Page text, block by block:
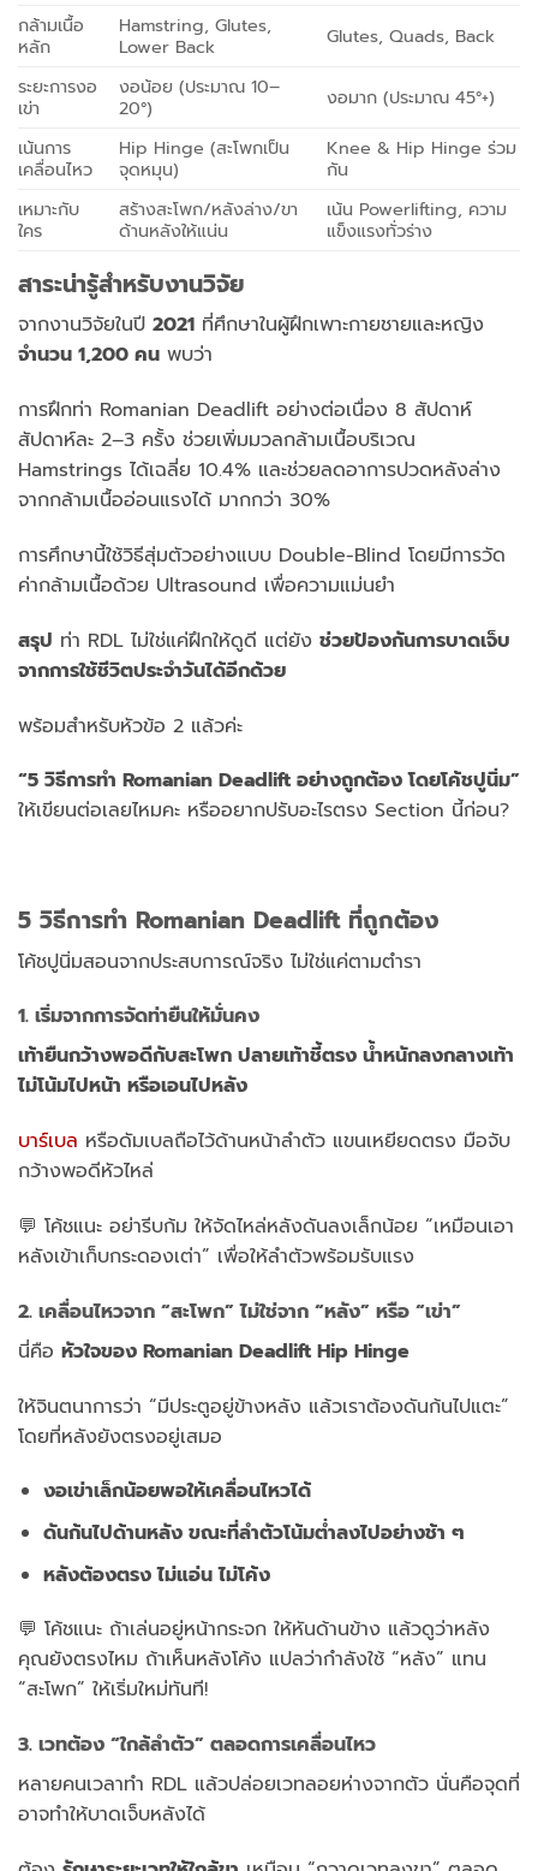
กล้ามเนื้อ
หลัก
Hamstring, Glutes,
Lower Back
Glutes, Quads, Back
ระยะการงอ
เข่า
งอน้อย (ประมาณ 10–
20°)
งอมาก (ประมาณ 45°+)
เน้นการ
เคลื่อนไหว
Hip Hinge (สะโพกเป็น
จุดหมุน)
Knee & Hip Hinge ร่วม
กัน
เหมาะกับ
ใคร
สร้างสะโพก/หลังล่าง/ขา
ด้านหลังให้แน่น
เน้น Powerlifting, ความ
แข็งแรงทั่วร่าง
สาระน่ารู้สำหรับงานวิจัย
จากงานวิจัยในปี 2021 ที่ศึกษาในผู้ฝึกเพาะกายชายและหญิง
จำนวน 1,200 คน พบว่า
การฝึกท่า Romanian Deadlift อย่างต่อเนื่อง 8 สัปดาห์
สัปดาห์ละ 2–3 ครั้ง ช่วยเพิ่มมวลกล้ามเนื้อบริเวณ
Hamstrings ได้เฉลี่ย 10.4% และช่วยลดอาการปวดหลังล่าง
จากกล้ามเนื้ออ่อนแรงได้ มากกว่า 30%
การศึกษานี้ใช้วิธีสุ่มตัวอย่างแบบ Double-Blind โดยมีการวัด
ค่ากล้ามเนื้อด้วย Ultrasound เพื่อความแม่นยำ
สรุป ท่า RDL ไม่ใช่แค่ฝึกให้ดูดี แต่ยัง ช่วยป้องกันการบาดเจ็บ
จากการใช้ชีวิตประจำวันได้อีกด้วย
พร้อมสำหรับหัวข้อ 2 แล้วค่ะ
“5 วิธีการทำ Romanian Deadlift อย่างถูกต้อง โดยโค้ชปูนิ่ม”
ให้เขียนต่อเลยไหมคะ หรืออยากปรับอะไรตรง Section นี้ก่อน?
5 วิธีการทำ Romanian Deadlift ที่ถูกต้อง
โค้ชปูนิ่มสอนจากประสบการณ์จริง ไม่ใช่แค่ตามตำรา
1. เริ่มจากการจัดท่ายืนให้มั่นคง
เท้ายืนกว้างพอดีกับสะโพก ปลายเท้าชี้ตรง น้ำหนักลงกลางเท้า
ไม่โน้มไปหน้า หรือเอนไปหลัง
บาร์เบล หรือดัมเบลถือไว้ด้านหน้าลำตัว แขนเหยียดตรง มือจับ
กว้างพอดีหัวไหล่
💬 โค้ชแนะ อย่ารีบก้ม ให้จัดไหล่หลังดันลงเล็กน้อย “เหมือนเอา
หลังเข้าเก็บกระดองเต่า” เพื่อให้ลำตัวพร้อมรับแรง
2. เคลื่อนไหวจาก “สะโพก” ไม่ใช่จาก “หลัง” หรือ “เข่า”
นี่คือ หัวใจของ Romanian Deadlift Hip Hinge
ให้จินตนาการว่า “มีประตูอยู่ข้างหลัง แล้วเราต้องดันก้นไปแตะ”
โดยที่หลังยังตรงอยู่เสมอ
งอเข่าเล็กน้อยพอให้เคลื่อนไหวได้
ดันก้นไปด้านหลัง ขณะที่ลำตัวโน้มต่ำลงไปอย่างช้า ๆ
หลังต้องตรง ไม่แอ่น ไม่โค้ง
💬 โค้ชแนะ ถ้าเล่นอยู่หน้ากระจก ให้หันด้านข้าง แล้วดูว่าหลัง
คุณยังตรงไหม ถ้าเห็นหลังโค้ง แปลว่ากำลังใช้ “หลัง” แทน
“สะโพก” ให้เริ่มใหม่ทันที!
3. เวทต้อง “ใกล้ลำตัว” ตลอดการเคลื่อนไหว
หลายคนเวลาทำ RDL แล้วปล่อยเวทลอยห่างจากตัว นั่นคือจุดที่
อาจทำให้บาดเจ็บหลังได้